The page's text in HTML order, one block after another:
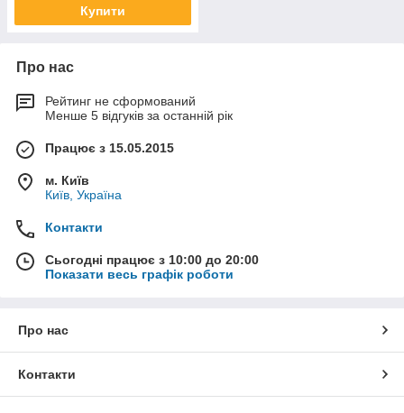
Купити
Про нас
Рейтинг не сформований
Менше 5 відгуків за останній рік
Працює з 15.05.2015
м. Київ
Київ, Україна
Контакти
Сьогодні працює з 10:00 до 20:00
Показати весь графік роботи
Про нас
Контакти